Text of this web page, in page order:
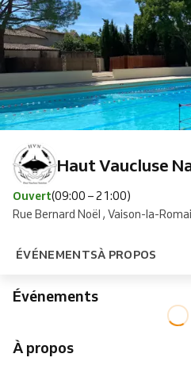
Haut Vaucluse
Ouvert(09:00 – 21:00)
Rue Bernard Noël , Vaison-la-
ÉVÉNEMENTSÀ PROPOS
Événements
À propos